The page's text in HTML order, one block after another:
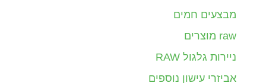
מבצעים חמים
raw מוצרים
ניירות גלגול RAW
אביזרי עישון נוספים